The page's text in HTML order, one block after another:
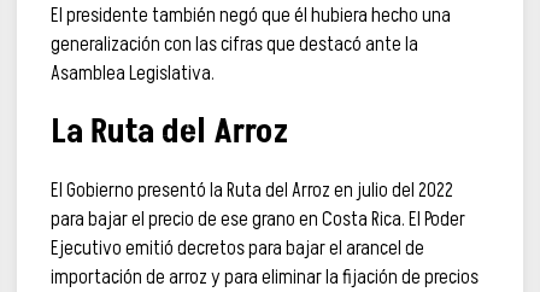
El presidente también negó que él hubiera hecho una
generalización con las cifras que destacó ante la
Asamblea Legislativa.
La Ruta del Arroz
El Gobierno presentó la Ruta del Arroz en julio del 2022
para bajar el precio de ese grano en Costa Rica. El Poder
Ejecutivo emitió decretos para bajar el arancel de
importación de arroz y para eliminar la fijación de precios